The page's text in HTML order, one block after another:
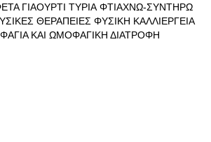
ΓΙΑΟΥΡΤΙ ΤΥΡΙΑ ΦΤΙΑΧΝΩ-ΣΥΝΤΗΡΩ
ΘΕΡΑΠΕΙΕΣ ΦΥΣΙΚΗ ΚΑΛΛΙΕΡΓΕΙΑ
ΚΑΙ ΩΜΟΦΑΓΙΚΗ ΔΙΑΤΡΟΦΗ